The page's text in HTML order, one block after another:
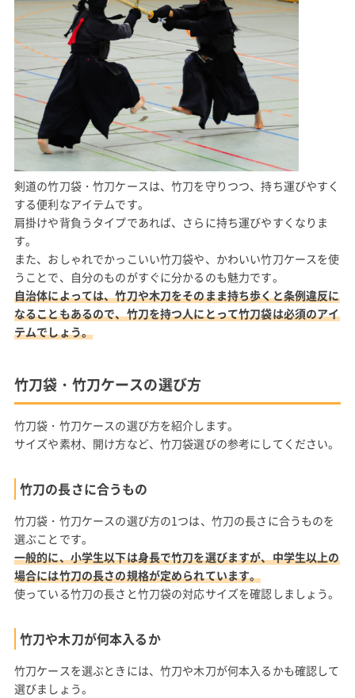
剣道の竹刀袋・竹刀ケースは、竹刀を守りつつ、持ち運びやすく
する便利なアイテムです。
肩掛けや背負うタイプであれば、さらに持ち運びやすくなりま
す。
また、おしゃれでかっこいい竹刀袋や、かわいい竹刀ケースを使
うことで、自分のものがすぐに分かるのも魅力です。
自治体によっては、竹刀や木刀をそのまま持ち歩くと条例違反に
なることもあるので、竹刀を持つ人にとって竹刀袋は必須のアイ
テムでしょう。
竹刀袋・竹刀ケースの選び方
竹刀袋・竹刀ケースの選び方を紹介します。
サイズや素材、開け方など、竹刀袋選びの参考にしてください。
竹刀の長さに合うもの
竹刀袋・竹刀ケースの選び方の1つは、竹刀の長さに合うものを
選ぶことです。
一般的に、小学生以下は身長で竹刀を選びますが、中学生以上の
場合には竹刀の長さの規格が定められています。
使っている竹刀の長さと竹刀袋の対応サイズを確認しましょう。
竹刀や木刀が何本入るか
竹刀ケースを選ぶときには、竹刀や木刀が何本入るかも確認して
選びましょう。